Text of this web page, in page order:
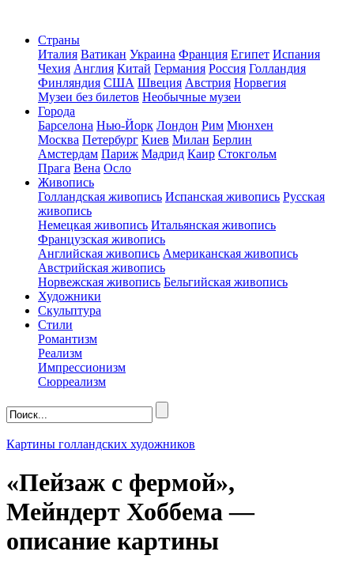
Страны
Италия Ватикан Украина Франция Египет Испания
Чехия Англия Китай Германия Россия Голландия
Финляндия США Швеция Австрия Норвегия
Музеи без билетов Необычные музеи
Города
Барселона Нью-Йорк Лондон Рим Мюнхен
Москва Петербург Киев Милан Берлин
Амстердам Париж Мадрид Каир Стокгольм
Прага Вена Осло
Живопись
Голландская живопись Испанская живопись Русская
живопись
Немецкая живопись Итальянская живопись
Французская живопись
Английская живопись Американская живопись
Австрийская живопись
Норвежская живопись Бельгийская живопись
Художники
Скульптура
Стили
Романтизм
Реализм
Импрессионизм
Сюрреализм
Картины голландских художников
«Пейзаж с фермой»,
Мейндерт Хоббема —
описание картины